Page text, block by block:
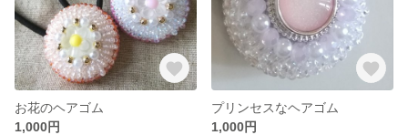
お花のヘアゴム
1,000円
プリンセスなヘアゴム
1,000円